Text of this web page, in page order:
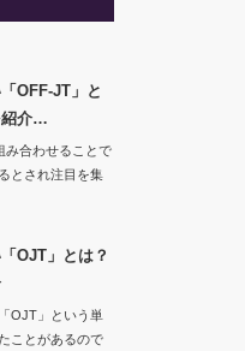
OFF-JT」と
紹介…
合わせることで
とされ注目を集
OJT」とは？
OJT」という単
ことがあるので